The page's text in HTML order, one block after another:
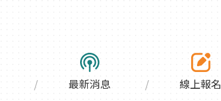
最新消息 線上報名